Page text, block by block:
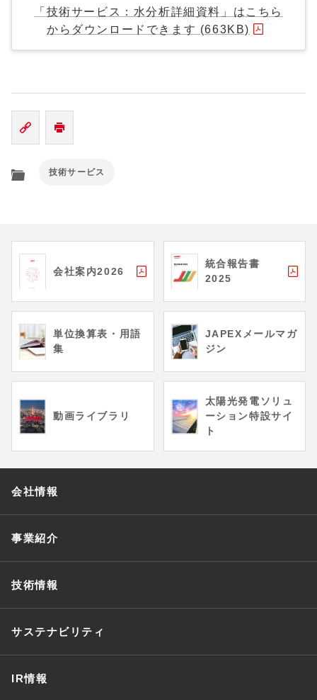
「技術サービス：水分析詳細資料」はこちら
からダウンロードできます (663KB)
技術サービス
会社案内2026
統合報告書
2025
単位換算表・用語
集
JAPEXメールマガ
ジン
動画ライブラリ
太陽光発電ソリュ
ーション特設サイ
ト
会社情報
事業紹介
技術情報
サステナビリティ
IR情報